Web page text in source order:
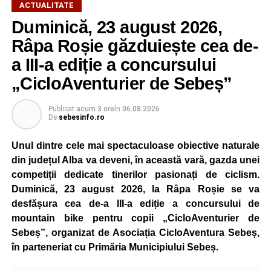
ACTUALITATE
Duminică, 23 august 2026,
Râpa Roșie găzduiește cea de-
a III-a ediție a concursului
„CicloAventurier de Sebeș”
Publicat acum 3 oreîn 06.08.2026
De sebesinfo.ro
Unul dintre cele mai spectaculoase obiective naturale
din județul Alba va deveni, în această vară, gazda unei
competiții dedicate tinerilor pasionați de ciclism.
Duminică, 23 august 2026, la Râpa Roșie se va
desfășura cea de-a III-a ediție a concursului de
mountain bike pentru copii „CicloAventurier de
Sebeș”, organizat de Asociația CicloAventura Sebeș,
în parteneriat cu Primăria Municipiului Sebeș.